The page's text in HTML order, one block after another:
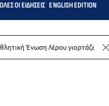
ΌΛΕΣ ΟΙ ΕΙΔΉΣΕΙΣ ENGLISH EDITION
Ένωση Λέρου γιορτάζει 30